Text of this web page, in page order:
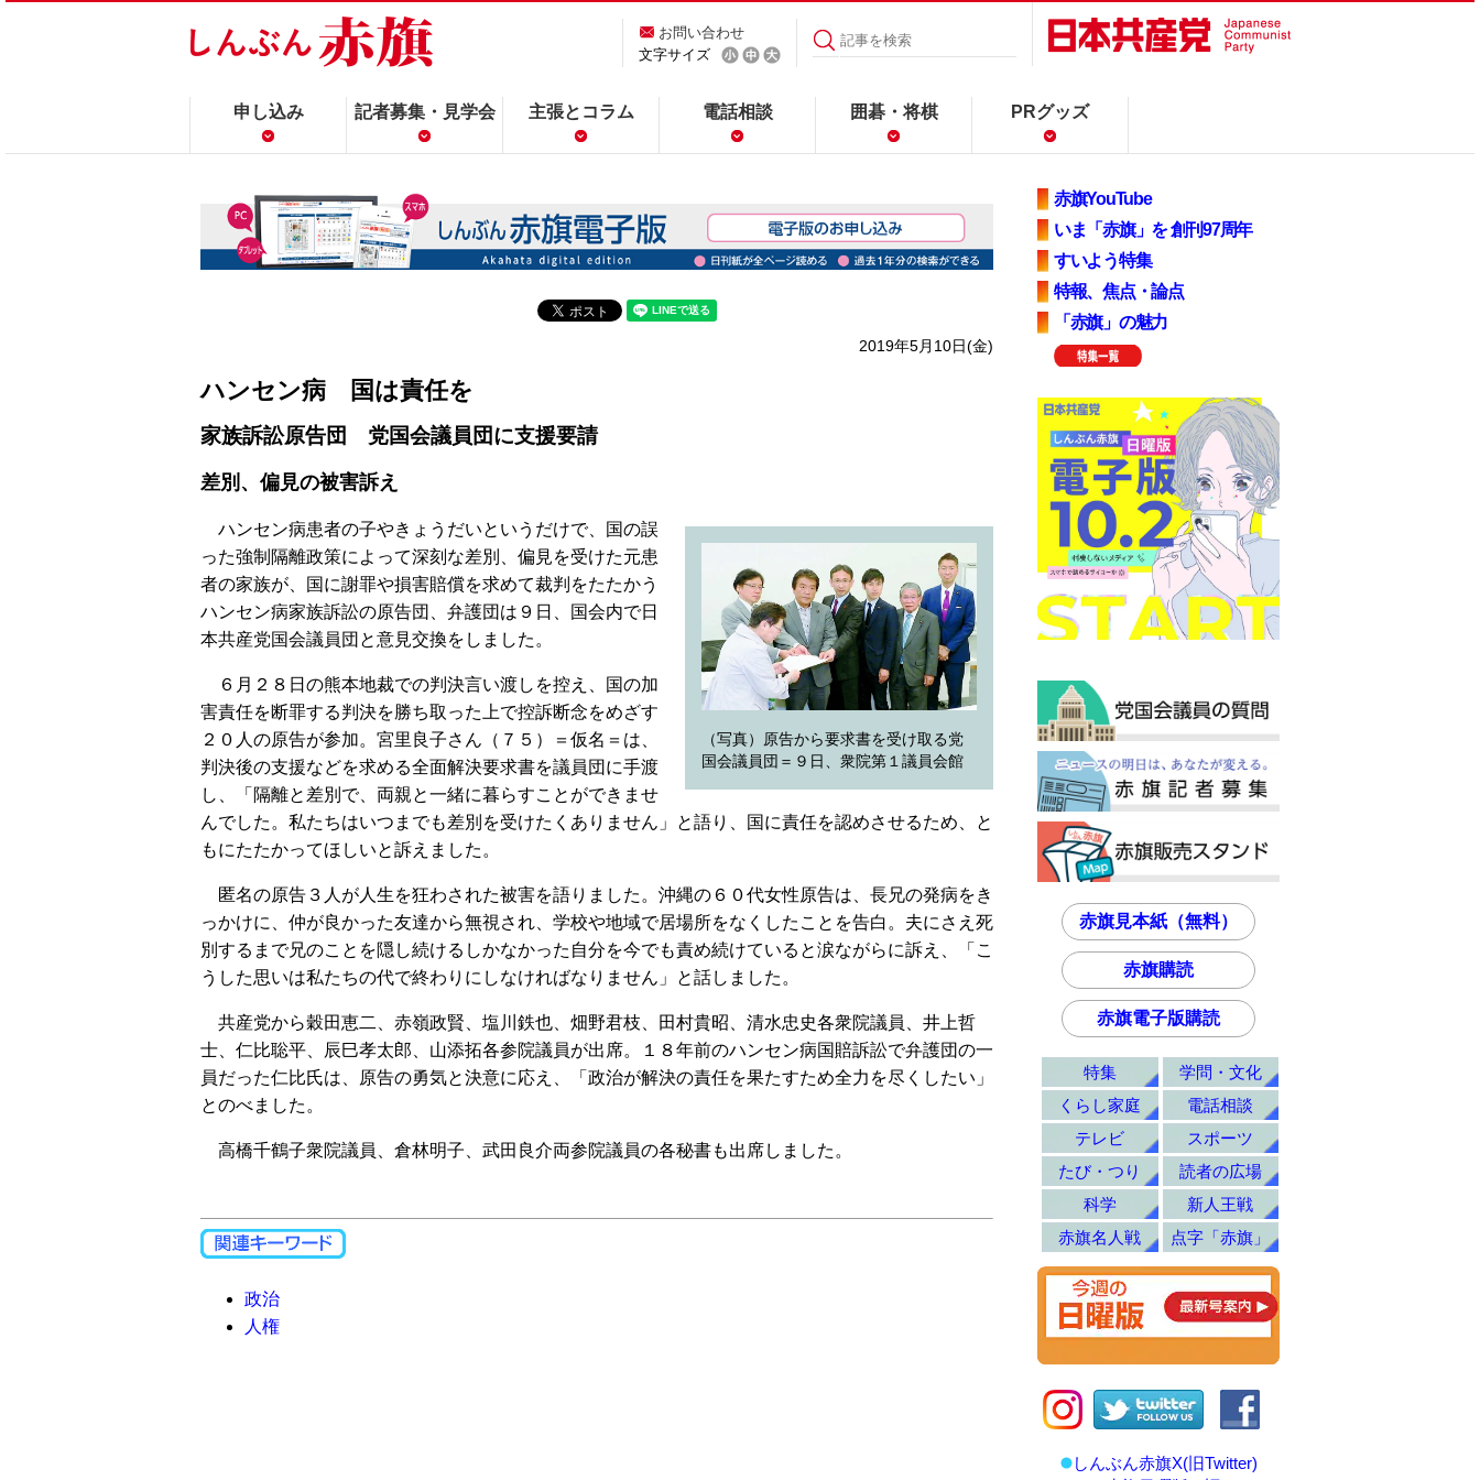
お問い合わせ
文字サイズ
申し込み 記者募集・見学会 主張とコラム 電話相談 囲碁・将棋 PRグッズ
2019年5月10日(金)
ハンセン病 国は責任を
家族訴訟原告団 党国会議員団に支援要請
差別、偏見の被害訴え
（写真）原告から要求書を受け取る党
国会議員団＝９日、衆院第１議員会館
ハンセン病患者の子やきょうだいというだけで、国の誤
った強制隔離政策によって深刻な差別、偏見を受けた元患
者の家族が、国に謝罪や損害賠償を求めて裁判をたたかう
ハンセン病家族訴訟の原告団、弁護団は９日、国会内で日
本共産党国会議員団と意見交換をしました。
６月２８日の熊本地裁での判決言い渡しを控え、国の加
害責任を断罪する判決を勝ち取った上で控訴断念をめざす
２０人の原告が参加。宮里良子さん（７５）＝仮名＝は、
判決後の支援などを求める全面解決要求書を議員団に手渡
し、「隔離と差別で、両親と一緒に暮らすことができませ
んでした。私たちはいつまでも差別を受けたくありません」と語り、国に責任を認めさせるため、と
もにたたかってほしいと訴えました。
匿名の原告３人が人生を狂わされた被害を語りました。沖縄の６０代女性原告は、長兄の発病をき
っかけに、仲が良かった友達から無視され、学校や地域で居場所をなくしたことを告白。夫にさえ死
別するまで兄のことを隠し続けるしかなかった自分を今でも責め続けていると涙ながらに訴え、「こ
うした思いは私たちの代で終わりにしなければなりません」と話しました。
共産党から穀田恵二、赤嶺政賢、塩川鉄也、畑野君枝、田村貴昭、清水忠史各衆院議員、井上哲
士、仁比聡平、辰巳孝太郎、山添拓各参院議員が出席。１８年前のハンセン病国賠訴訟で弁護団の一
員だった仁比氏は、原告の勇気と決意に応え、「政治が解決の責任を果たすため全力を尽くしたい」
とのべました。
高橋千鶴子衆院議員、倉林明子、武田良介両参院議員の各秘書も出席しました。
政治
人権
赤旗YouTube
いま「赤旗」を 創刊97周年
すいよう特集
特報、焦点・論点
「赤旗」の魅力
赤旗見本紙（無料）
赤旗購読
赤旗電子版購読
特集
学問・文化
くらし家庭
電話相談
テレビ
スポーツ
たび・つり
読者の広場
科学
新人王戦
赤旗名人戦
点字「赤旗」
しんぶん赤旗X(旧Twitter)